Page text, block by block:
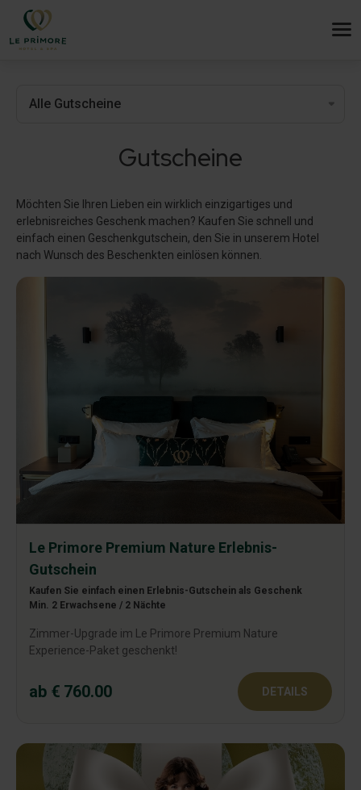
Gutscheine
Möchten Sie Ihren Lieben ein wirklich einzigartiges und
erlebnisreiches Geschenk machen? Kaufen Sie schnell und
einfach einen Geschenkgutschein, den Sie in unserem Hotel
nach Wunsch des Beschenkten einlösen können.
Le Primore Premium Nature Erlebnis-
Gutschein
Kaufen Sie einfach einen Erlebnis-Gutschein als Geschenk
Min. 2 Erwachsene / 2 Nächte
Zimmer-Upgrade im Le Primore Premium Nature
Experience-Paket geschenkt!
ab € 760.00 DETAILS